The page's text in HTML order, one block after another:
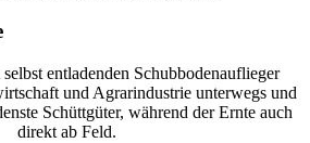
entladenden Schubbodenauflieger
und Agrarindustrie unterwegs und
Schüttgüter, während der Ernte auch
direkt ab Feld.